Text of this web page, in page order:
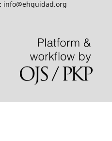
info@ehquidad.org